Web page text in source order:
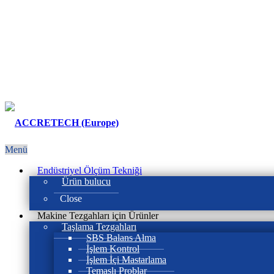
Menü
Endüstriyel Ölçüm Tekniği
Ürün bulucu
Close
Makine Tezgahları için Ürünler
Taşlama Tezgahları
SBS Balans Alma
İşlem Kontrol
İşlem İçi Mastarlama
Temaslı Problar